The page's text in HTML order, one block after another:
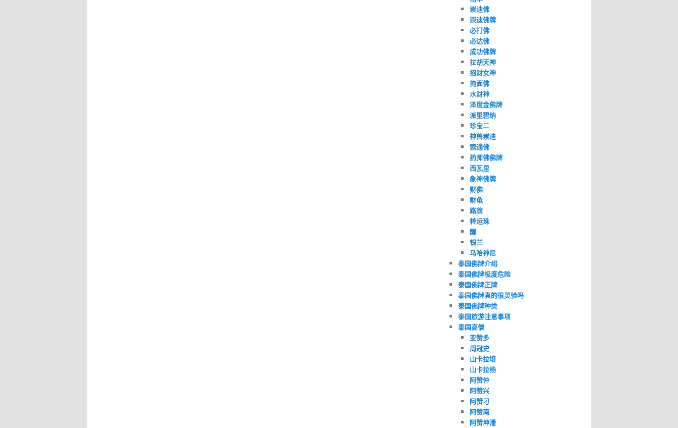
崇迪佛
崇迪佛牌
必打佛
必达佛
成功佛牌
拉胡天神
招财女神
掩面佛
水财神
泽度金佛牌
派里碧纳
珍宝二
神兽崇迪
索通佛
药师佛佛牌
西瓦里
象神佛牌
财佛
财龟
路翁
转运珠
醒
银兰
马哈神尼
泰国佛牌介绍
泰国佛牌极度危险
泰国佛牌正牌
泰国佛牌真的很灵验吗
泰国佛牌种类
泰国旅游注意事项
泰国高僧
亚赞多
周冠史
山卡拉培
山卡拉杨
阿赞仲
阿赞兴
阿赞刁
阿赞南
阿赞坤潘